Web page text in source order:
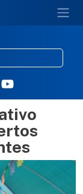
principal